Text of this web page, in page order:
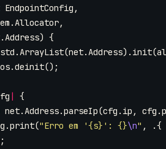
EndpointConfig ,
.Allocator,
.Address) {
std .ArrayList(net.Address). init(
.deinit();
|
{
net.Address.parseIp(cfg . ip , cfg .
.print("Erro em '{s}': {}\n" ,
.{
;